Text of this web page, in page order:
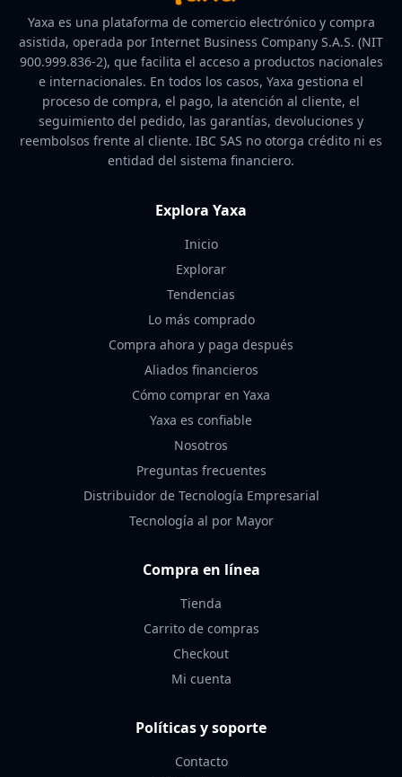
Yaxa es una plataforma de comercio electrónico y compra
asistida, operada por Internet Business Company S.A.S. (NIT
900.999.836-2), que facilita el acceso a productos nacionales
e internacionales. En todos los casos, Yaxa gestiona el
proceso de compra, el pago, la atención al cliente, el
seguimiento del pedido, las garantías, devoluciones y
reembolsos frente al cliente. IBC SAS no otorga crédito ni es
entidad del sistema financiero.
Explora Yaxa
Inicio
Explorar
Tendencias
Lo más comprado
Compra ahora y paga después
Aliados financieros
Cómo comprar en Yaxa
Yaxa es confiable
Nosotros
Preguntas frecuentes
Distribuidor de Tecnología Empresarial
Tecnología al por Mayor
Compra en línea
Tienda
Carrito de compras
Checkout
Mi cuenta
Políticas y soporte
Contacto